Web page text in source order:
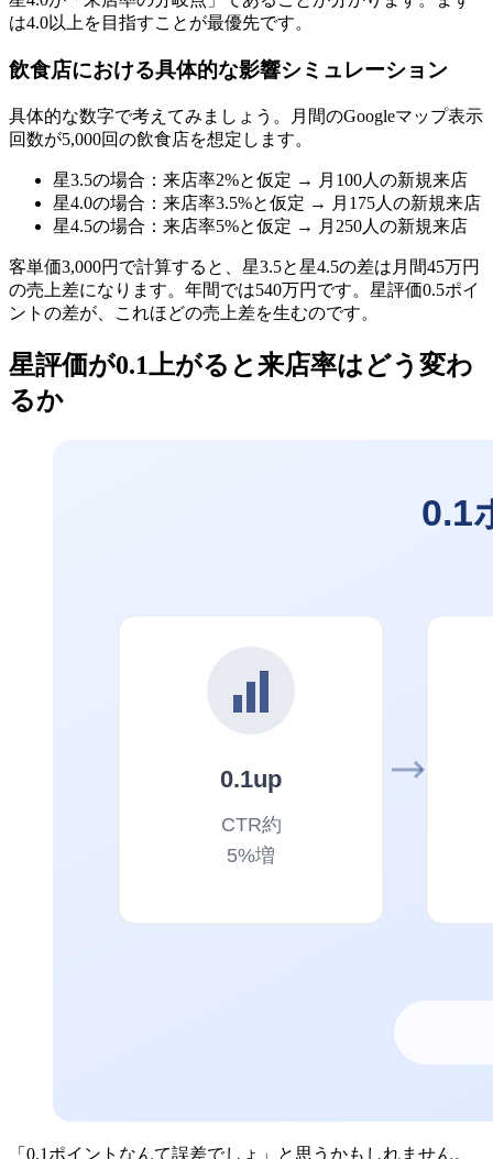
は4.0以上を目指すことが最優先です。
飲食店における具体的な影響シミュレーション
具体的な数字で考えてみましょう。月間のGoogleマップ表示
回数が5,000回の飲食店を想定します。
星3.5の場合：来店率2%と仮定 → 月100人の新規来店
星4.0の場合：来店率3.5%と仮定 → 月175人の新規来店
星4.5の場合：来店率5%と仮定 → 月250人の新規来店
客単価3,000円で計算すると、星3.5と星4.5の差は月間45万円
の売上差になります。年間では540万円です。星評価0.5ポイ
ントの差が、これほどの売上差を生むのです。
星評価が0.1上がると来店率はどう変わ
るか
「0.1ポイントなんて誤差でしょ」と思うかもしれません。